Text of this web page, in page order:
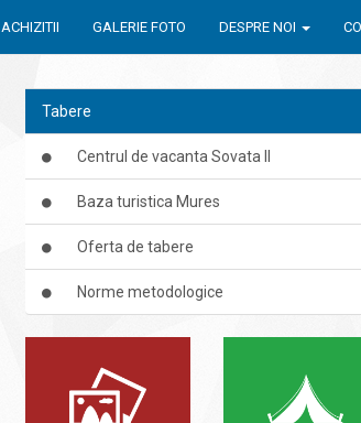
ACHIZITII GALERIE FOTO DESPRE NOI
Tabere
Centrul de vacanta Sovata II
Baza turistica Mures
Oferta de tabere
Norme metodologice